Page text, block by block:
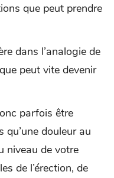
que peut prendre
dans l’analogie de
peut vite devenir
parfois être
qu’une douleur au
niveau de votre
de l’érection, de